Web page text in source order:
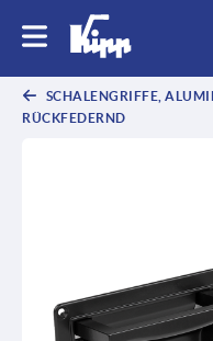
SCHALENGRIFFE,
RÜCKFEDERND